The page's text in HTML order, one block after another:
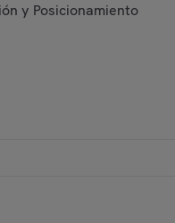
y Posicionamiento